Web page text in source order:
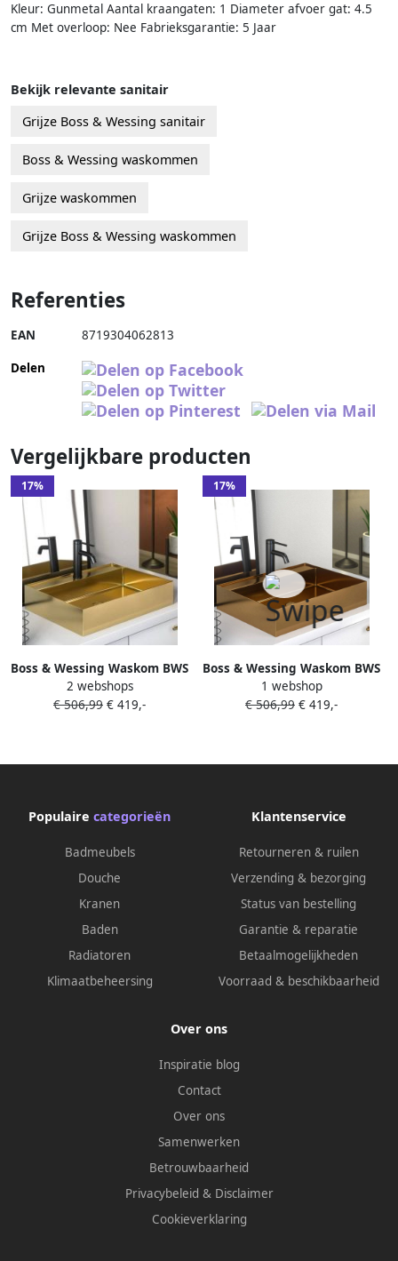
Kleur: Gunmetal Aantal kraangaten: 1 Diameter afvoer gat: 4.5
cm Met overloop: Nee Fabrieksgarantie: 5 Jaar
Bekijk relevante sanitair
Grijze Boss & Wessing sanitair
Boss & Wessing waskommen
Grijze waskommen
Grijze Boss & Wessing waskommen
Referenties
EAN 8719304062813
Delen
Vergelijkbare producten
17%
Boss & Wessing Waskom BWS
Maido 1 Kraangat 54x42 cm
Mat Goud
2 webshops
€ 506,99 € 419,-
17%
Boss & Wessing Waskom BWS
Maido 1 Kraangat 54x42 cm
Mat Rose Goud
1 webshop
€ 506,99 € 419,-
Populaire categorieën
Badmeubels
Douche
Kranen
Baden
Radiatoren
Klimaatbeheersing
Klantenservice
Retourneren & ruilen
Verzending & bezorging
Status van bestelling
Garantie & reparatie
Betaalmogelijkheden
Voorraad & beschikbaarheid
Over ons
Inspiratie blog
Contact
Over ons
Samenwerken
Betrouwbaarheid
Privacybeleid & Disclaimer
Cookieverklaring